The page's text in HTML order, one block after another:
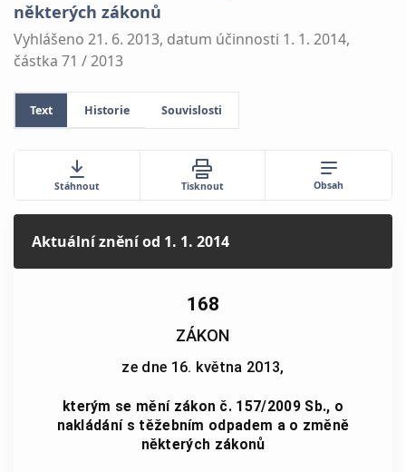
některých zákonů
Vyhlášeno 21. 6. 2013, datum účinnosti 1. 1. 2014,
částka 71 / 2013
Text Historie Souvislosti
Stáhnout Tisknout Obsah
Aktuální zněníod 1. 1. 2014
168
ZÁKON
ze dne 16. května 2013,
kterým se mění zákon č. 157/2009 Sb., o
nakládání s těžebním odpadem a o změně
některých zákonů